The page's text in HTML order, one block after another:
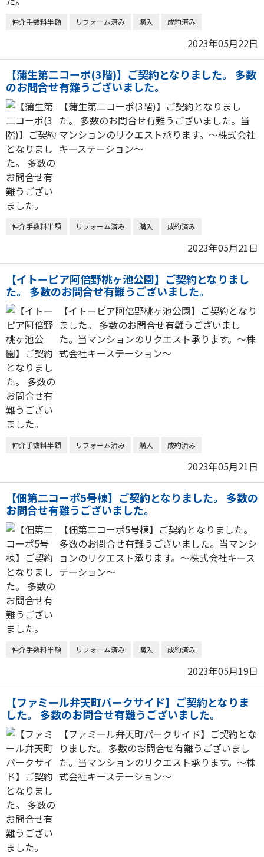
仲介手数料半額 リフォーム済み 購入 成約済み
2023年05月22日
【蒲生第二コーポ(3階)】ご契約となりました。 多数
のお問合せ有難うございました。
【蒲生第二コーポ(3階)】ご契約となりまし
た。 多数のお問合せ有難うございました。当
マンションのリクエスト承ります。～株式会社
キーステーション～
仲介手数料半額 リフォーム済み 購入 成約済み
2023年05月21日
【イトーピア阿倍野桃ヶ池公園】ご契約となりまし
た。 多数のお問合せ有難うございました。
【イトーピア阿倍野桃ヶ池公園】ご契約となり
ました。 多数のお問合せ有難うございまし
た。当マンションのリクエスト承ります。～株
式会社キーステーション～
仲介手数料半額 リフォーム済み 購入 成約済み
2023年05月21日
【佃第二コーポ5号棟】ご契約となりました。 多数の
お問合せ有難うございました。
【佃第二コーポ5号棟】ご契約となりました。
多数のお問合せ有難うございました。当マンシ
ョンのリクエスト承ります。～株式会社キース
テーション～
仲介手数料半額 リフォーム済み 購入 成約済み
2023年05月19日
【ファミール弁天町パークサイド】ご契約となりま
した。 多数のお問合せ有難うございました。
【ファミール弁天町パークサイド】ご契約とな
りました。 多数のお問合せ有難うございまし
た。当マンションのリクエスト承ります。～株
式会社キーステーション～